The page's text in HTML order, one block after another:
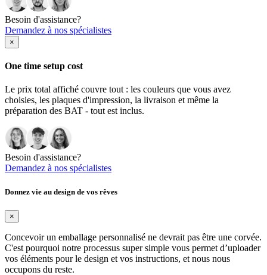
Besoin d'assistance?
Demandez à nos spécialistes
×
One time setup cost
Le prix total affiché couvre tout : les couleurs que vous avez
choisies, les plaques d'impression, la livraison et même la
préparation des BAT - tout est inclus.
Besoin d'assistance?
Demandez à nos spécialistes
Donnez vie au design de vos rêves
×
Concevoir un emballage personnalisé ne devrait pas être une corvée.
C'est pourquoi notre processus super simple vous permet d’uploader
vos éléments pour le design et vos instructions, et nous nous
occupons du reste.